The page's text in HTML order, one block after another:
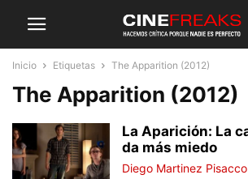
Inicio Etiquetas The Apparition (2012)
The Apparition (2012)
La Aparición: La
da más miedo
Diego Martinez Pisacco